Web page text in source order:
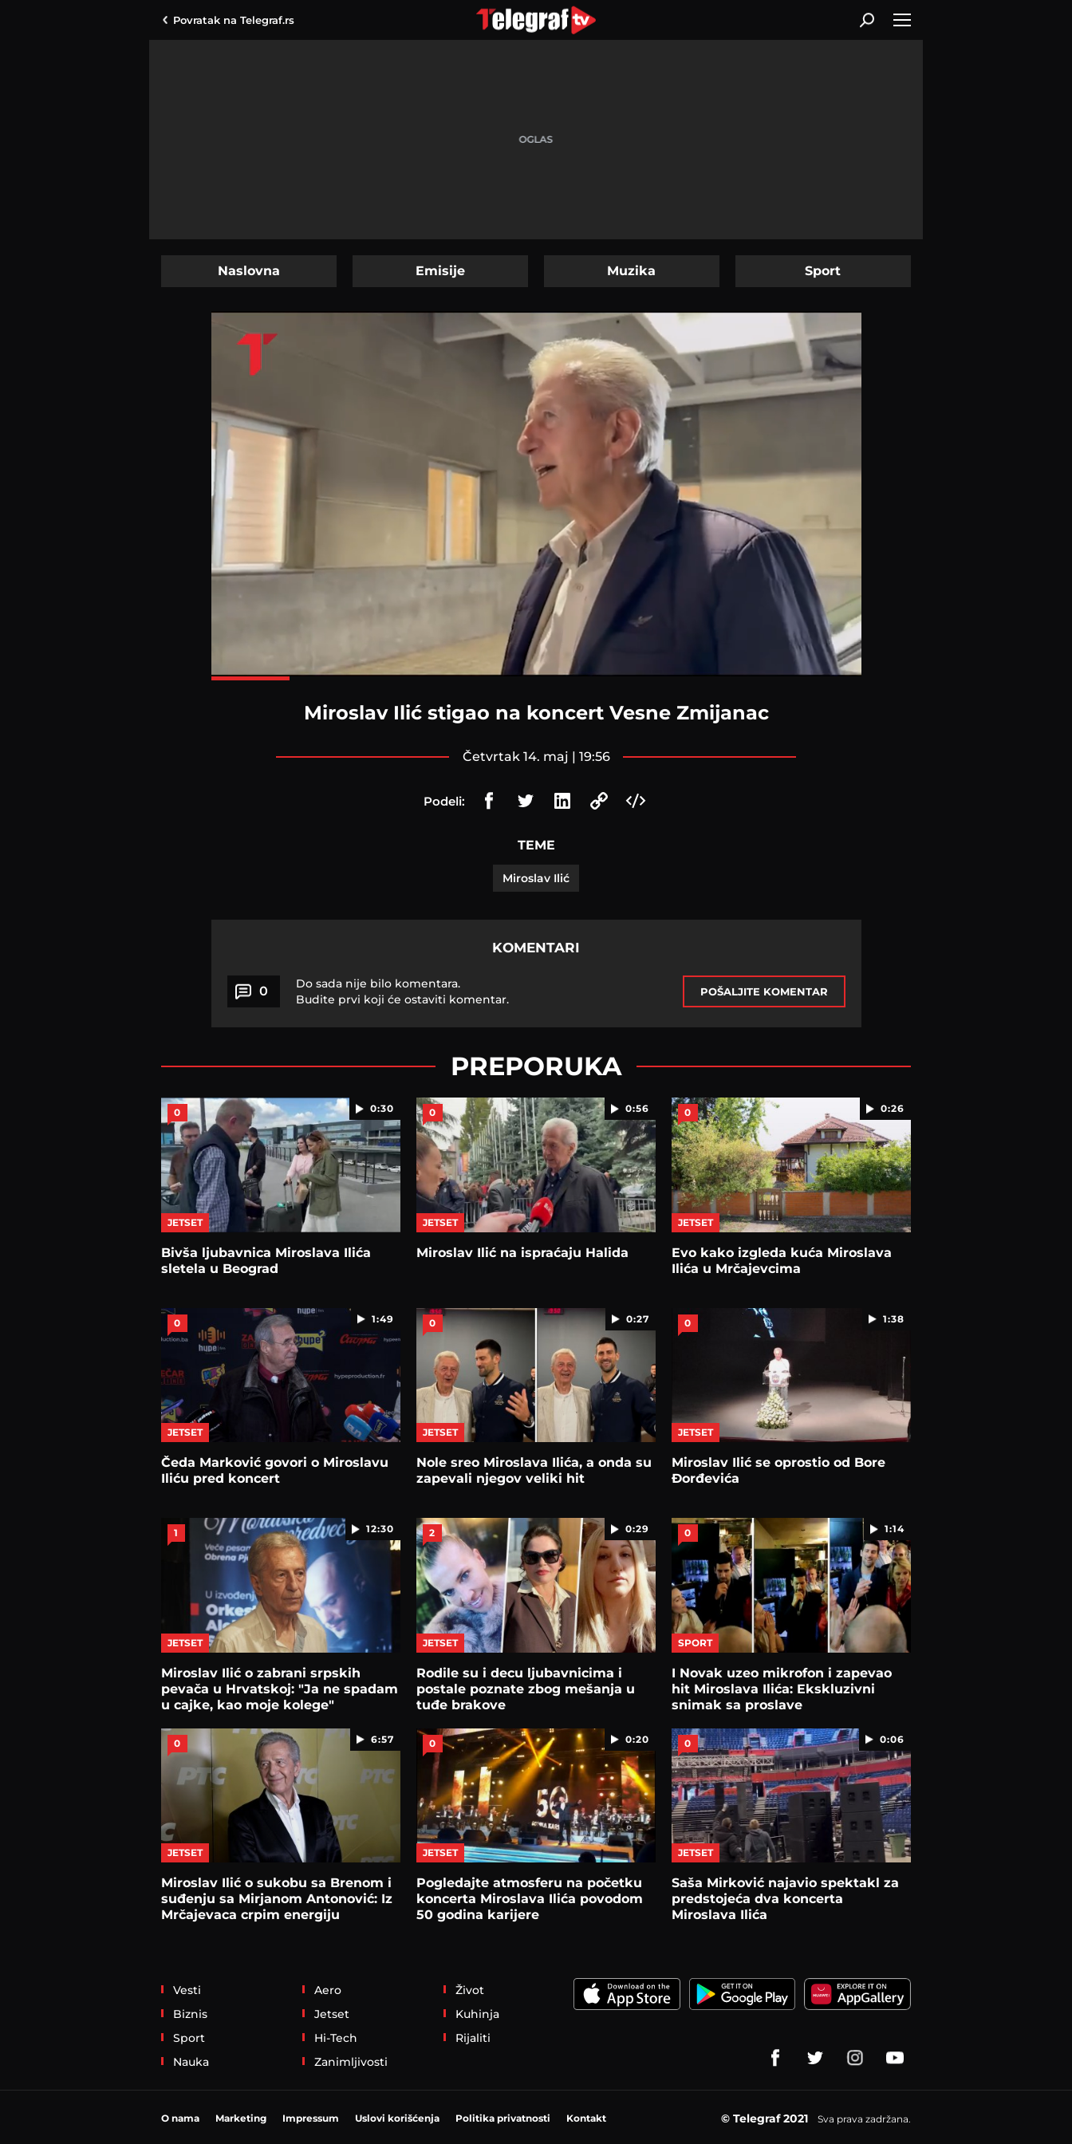
Povratak na Telegraf.rs
Naslovna Emisije Muzika Sport
Miroslav Ilić stigao na koncert Vesne Zmijanac
četvrtak 14. maj | 19:56
Podeli:
TEME
Miroslav Ilić
KOMENTARI
0
Do sada nije bilo komentara.
Budite prvi koji će ostaviti komentar.
POŠALJITE KOMENTAR
PREPORUKA
0:30
0
JETSET
Bivša ljubavnica Miroslava Ilića
sletela u Beograd
0:56
0
JETSET
Miroslav Ilić na ispraćaju Halida
0:26
0
JETSET
Evo kako izgleda kuća Miroslava
Ilića u Mrčajevcima
1:49
0
JETSET
Čeda Marković govori o Miroslavu
Iliću pred koncert
0:27
0
JETSET
Nole sreo Miroslava Ilića, a onda su
zapevali njegov veliki hit
1:38
0
JETSET
Miroslav Ilić se oprostio od Bore
Đorđevića
12:30
1
JETSET
Miroslav Ilić o zabrani srpskih
pevača u Hrvatskoj: "Ja ne spadam
u cajke, kao moje kolege"
0:29
2
JETSET
Rodile su i decu ljubavnicima i
postale poznate zbog mešanja u
tuđe brakove
1:14
0
SPORT
I Novak uzeo mikrofon i zapevao
hit Miroslava Ilića: Ekskluzivni
snimak sa proslave
6:57
0
JETSET
Miroslav Ilić o sukobu sa Brenom i
suđenju sa Mirjanom Antonović: Iz
Mrčajevaca crpim energiju
0:20
0
JETSET
Pogledajte atmosferu na početku
koncerta Miroslava Ilića povodom
50 godina karijere
0:06
0
JETSET
Saša Mirković najavio spektakl za
predstojeća dva koncerta
Miroslava Ilića
Vesti
Biznis
Sport
Nauka
Aero
Jetset
Hi-Tech
Zanimljivosti
Život
Kuhinja
Rijaliti
O nama Marketing Impressum Uslovi korišćenja Politika privatnosti Kontakt © Telegraf 2021 Sva prava zadržana.